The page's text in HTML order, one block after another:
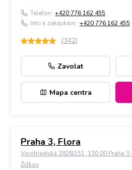
Telefon: +420 776 162 455
Info k zakázkám: +420 776 162 455
(342)
Zavolat
Mapa centra
Praha 3, Flora
Vinohradská 2828/151, 130 00 Praha 3-
Žižkov